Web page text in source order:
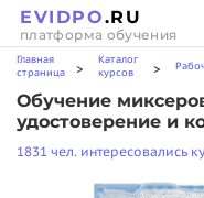
EVIDPO.RU
платформа обучения
Главная
страница
>
Каталог
курсов
>
Обучение
удостоверение и
1831 чел. интересовались